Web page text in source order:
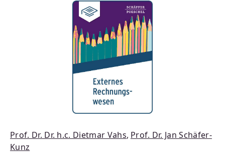
Bildergalerie überspringen
Prof. Dr. Dr. h.c. Dietmar Vahs, Prof. Dr. Jan Schäfer-
Kunz